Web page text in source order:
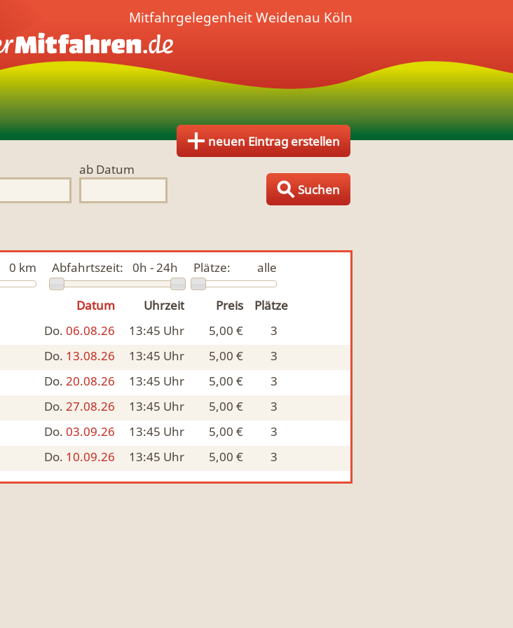
neuen Eintrag erstellen
ab Datum
Suchen
MitfahrgelegenheitWeidenau Köln
0 km Abfahrtszeit: 0h - 24h Plätze: alle
Datum Uhrzeit Preis
Plätze
Do. 06.08.26 13:45 Uhr 5,00 € 3
Do. 13.08.26 13:45 Uhr 5,00 € 3
Do. 20.08.26 13:45 Uhr 5,00 € 3
Do. 27.08.26 13:45 Uhr 5,00 € 3
Do. 03.09.26 13:45 Uhr 5,00 € 3
Do. 10.09.26 13:45 Uhr 5,00 € 3